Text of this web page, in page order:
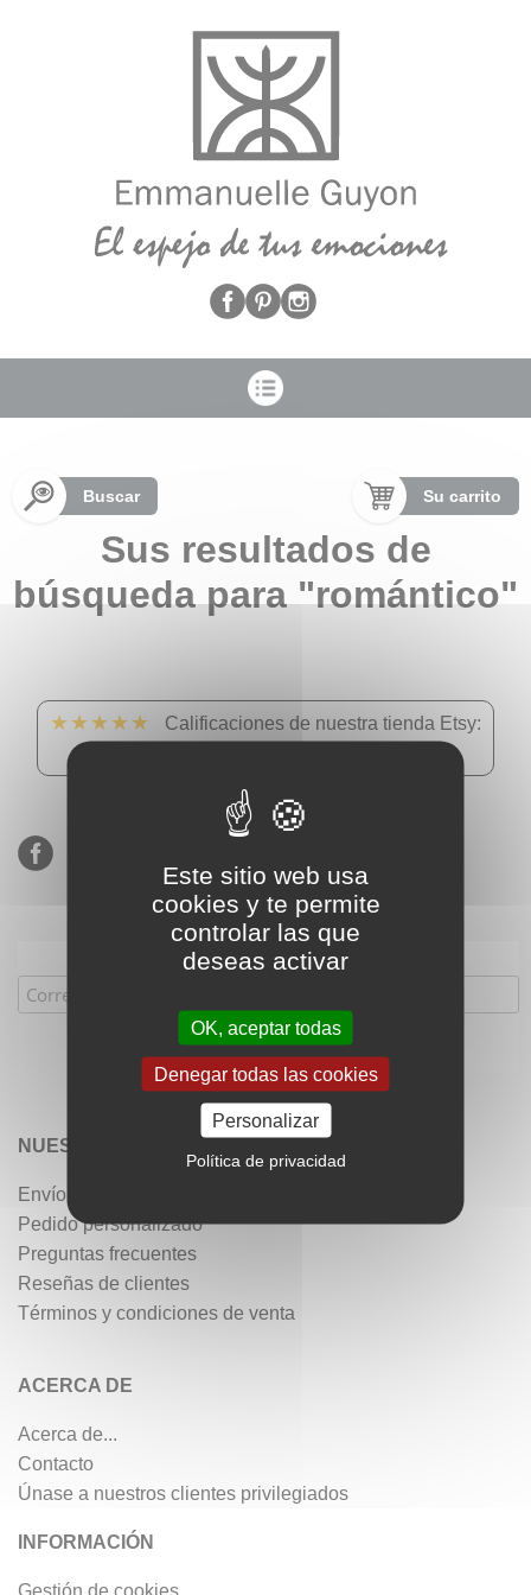
Buscar Su carrito
Sus resultados de
búsqueda para "romántico"
★★★★★
Calificaciones de nuestra tienda Etsy:
Suscríbete a nuestra lista de correo
NUESTROS SERVICIOS
Envío gratis
Pedido personalizado
Preguntas frecuentes
Reseñas de clientes
Términos y condiciones de venta
ACERCA DE
Acerca de...
Contacto
Únase a nuestros clientes privilegiados
INFORMACIÓN
Gestión de cookies
Este sitio web usa
cookies y te permite
controlar las que
deseas activar
OK, aceptar todas
Denegar todas las cookies
Personalizar
Política de privacidad